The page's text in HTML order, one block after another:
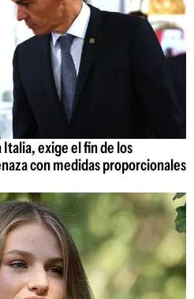
exige el fin de los
con medidas proporcionales